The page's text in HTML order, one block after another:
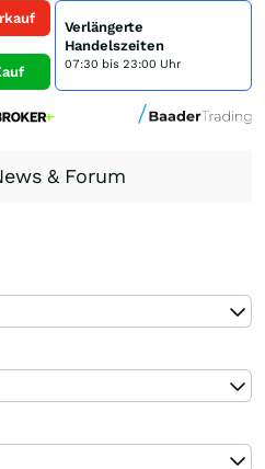
Verlängerte
Handelszeiten
07:30 bis 23:00 Uhr
& Forum